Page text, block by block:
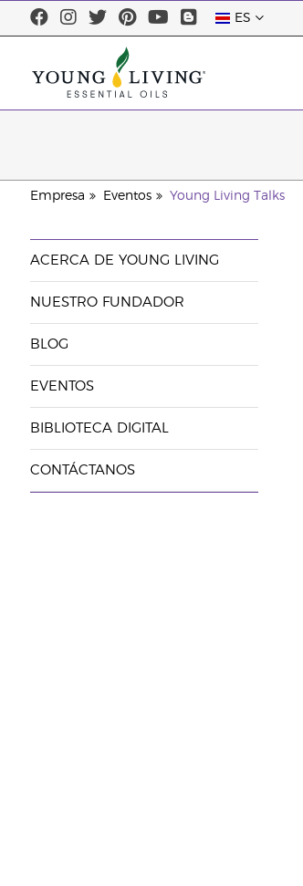
ES
Empresa Eventos Young Living Talks
ACERCA DE YOUNG LIVING
NUESTRO FUNDADOR
BLOG
EVENTOS
BIBLIOTECA DIGITAL
CONTÁCTANOS